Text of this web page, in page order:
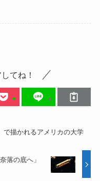
てね！
で描かれるアメリカの大学
落の底へ」